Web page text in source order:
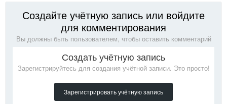
Создайте учётную запись или войдите
для комментирования
Вы должны быть пользователем, чтобы оставить комментарий
Создать учётную запись
Зарегистрируйтесь для создания учётной записи. Это просто!
Зарегистрировать учётную запись